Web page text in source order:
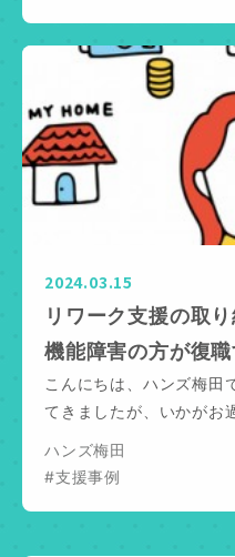
2024.03.15
リワーク支援の取
機能障害の方が復
こんにちは、ハンズ梅田
てきましたが、いかがお
ハンズ梅田
#支援事例